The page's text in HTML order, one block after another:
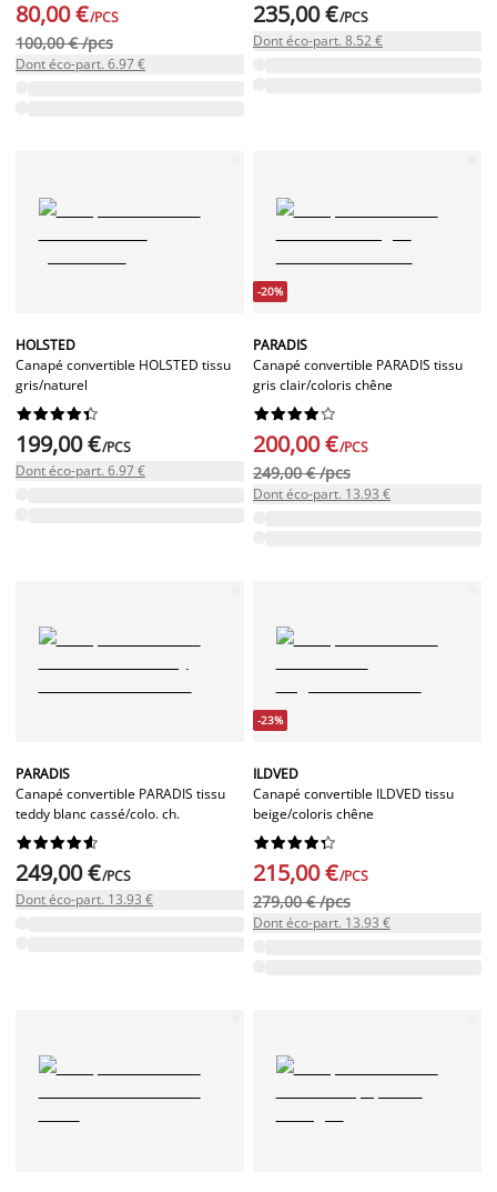
80,00 €/PCS
100,00 € /pcs
Dont éco-part. 6.97 €
235,00 €/PCS
Dont éco-part. 8.52 €
HOLSTED
Canapé convertible HOLSTED tissu
gris/naturel






199,00 €/PCS
Dont éco-part. 6.97 €
-20%
PARADIS
Canapé convertible PARADIS tissu
gris clair/coloris chêne






200,00 €/PCS
249,00 € /pcs
Dont éco-part. 13.93 €
PARADIS
Canapé convertible PARADIS tissu
teddy blanc cassé/colo. ch.






249,00 €/PCS
Dont éco-part. 13.93 €
-23%
ILDVED
Canapé convertible ILDVED tissu
beige/coloris chêne






215,00 €/PCS
279,00 € /pcs
Dont éco-part. 13.93 €